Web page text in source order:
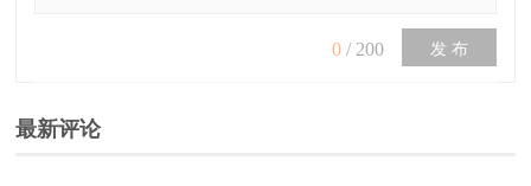
发 布
0/ 200
最新评论